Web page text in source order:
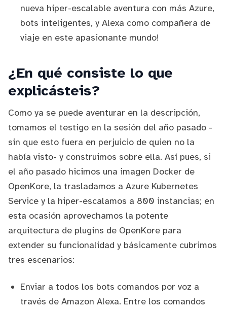
nueva hiper-escalable aventura con más Azure,
bots inteligentes, y Alexa como compañera de
viaje en este apasionante mundo!
¿En qué consiste lo que
explicásteis?
Como ya se puede aventurar en la descripción,
tomamos el testigo en la sesión del año pasado -
sin que esto fuera en perjuicio de quien no la
había visto- y construimos sobre ella. Así pues, si
el año pasado hicimos una imagen Docker de
OpenKore, la trasladamos a Azure Kubernetes
Service y la hiper-escalamos a 800 instancias; en
esta ocasión aprovechamos la potente
arquitectura de plugins de OpenKore para
extender su funcionalidad y básicamente cubrimos
tres escenarios:
Enviar a todos los bots comandos por voz a
través de Amazon Alexa. Entre los comandos